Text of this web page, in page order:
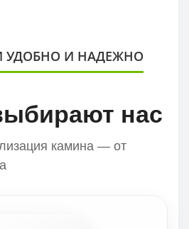
УДОБНО И НАДЕЖНО
нас
камина — от